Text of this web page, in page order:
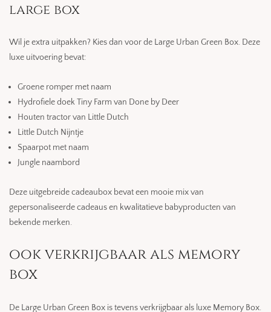
large box
Wil je extra uitpakken? Kies dan voor de Large Urban Green Box. Deze
luxe uitvoering bevat:
Groene romper met naam
Hydrofiele doek Tiny Farm van Done by Deer
Houten tractor van Little Dutch
Little Dutch Nijntje
Spaarpot met naam
Jungle naambord
Deze uitgebreide cadeaubox bevat een mooie mix van
gepersonaliseerde cadeaus en kwalitatieve babyproducten van
bekende merken.
ook verkrijgbaar als memory
box
De Large Urban Green Box is tevens verkrijgbaar als luxe Memory Box.